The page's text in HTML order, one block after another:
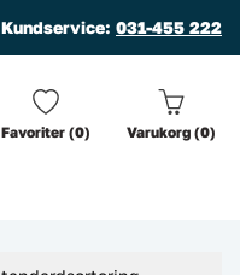
Kundservice: 031-455 222
Favoriter (0) Varukorg (0)